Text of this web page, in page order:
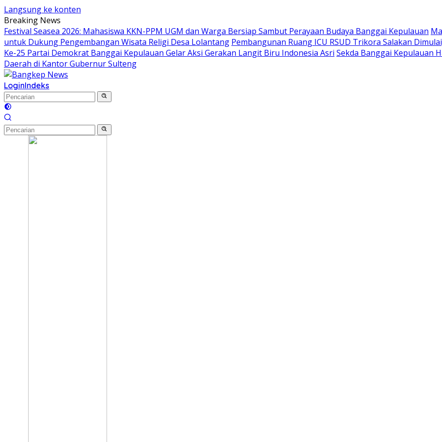
Langsung ke konten
Breaking News
Festival Seasea 2026: Mahasiswa KKN-PPM UGM dan Warga Bersiap Sambut Perayaan Budaya Banggai Kepulauan
untuk Dukung Pengembangan Wisata Religi Desa Lolantang Pembangunan Ruang ICU RSUD Trikora Salakan
Ke-25 Partai Demokrat Banggai Kepulauan Gelar Aksi Gerakan Langit Biru Indonesia Asri Sekda Banggai Kepulauan
Daerah di Kantor Gubernur Sulteng
LoginIndeks